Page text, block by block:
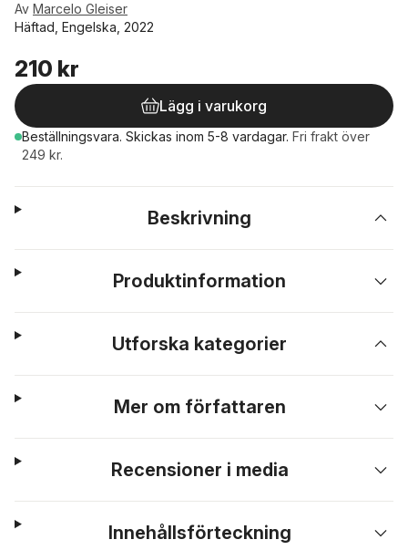
Av Marcelo Gleiser
Häftad, Engelska, 2022
210 kr
Lägg i varukorg
Beställningsvara. Skickas inom 5-8 vardagar. Fri frakt över
249 kr.
Beskrivning
Produktinformation
Utforska kategorier
Mer om författaren
Recensioner i media
Innehållsförteckning